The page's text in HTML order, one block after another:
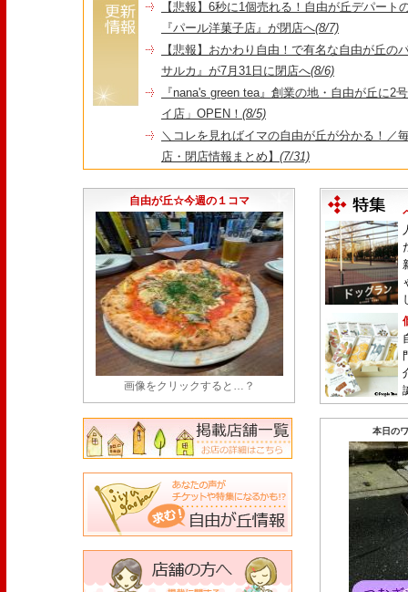
【悲報】6秒に1個売れる！自由が丘デパート
『パール洋菓子店』が閉店へ(8/7)
【悲報】おかわり自由！で有名な自由が丘の
サルカ』が7月31日に閉店へ(8/6)
『nana's green tea』創業の地・自由が丘に2
イ店」OPEN！ (8/5)
＼コレを見ればイマの自由が丘が分かる！／
店・閉店情報まとめ】 (7/31)
永久パス配布も！
自由が丘☆今週の１コマ
画像をクリックすると…？
本日の